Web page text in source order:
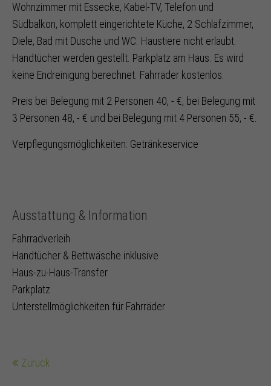
Wohnzimmer mit Essecke, Kabel-TV, Telefon und
Südbalkon, komplett eingerichtete Küche, 2 Schlafzimmer,
Diele, Bad mit Dusche und WC. Haustiere nicht erlaubt.
Handtücher werden gestellt. Parkplatz am Haus. Es wird
keine Endreinigung berechnet. Fahrräder kostenlos.
Preis bei Belegung mit 2 Personen 40, - €, bei Belegung mit
3 Personen 48, - € und bei Belegung mit 4 Personen 55, - €.
Verpflegungsmöglichkeiten: Getränkeservice
Ausstattung & Information
Fahrradverleih
Handtücher & Bettwäsche inklusive
Haus-zu-Haus-Transfer
Parkplatz
Unterstellmöglichkeiten für Fahrräder
Zurück